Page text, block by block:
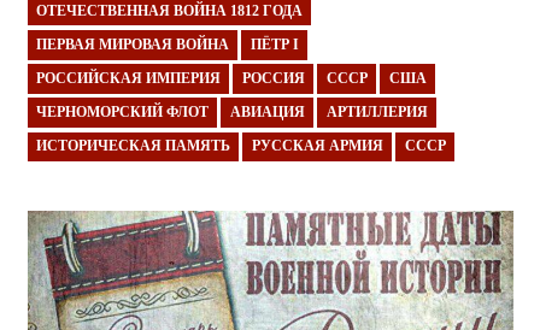
ОТЕЧЕСТВЕННАЯ ВОЙНА 1812 ГОДА
ПЕРВАЯ МИРОВАЯ ВОЙНА ПЁТР I
РОССИЙСКАЯ ИМПЕРИЯ РОССИЯ СССР США
ЧЕРНОМОРСКИЙ ФЛОТ АВИАЦИЯ АРТИЛЛЕРИЯ
ИСТОРИЧЕСКАЯ ПАМЯТЬ РУССКАЯ АРМИЯ СССР